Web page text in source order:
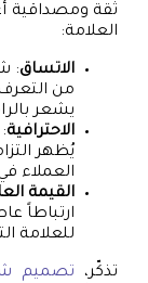
ثقة ومصداقية
العلامة:
الاتساق:
من
يشعر
الاحترافية
يُظهر
العملاء
القيمة
ارتباطاً
للعلامة
تذكّر، تصميم